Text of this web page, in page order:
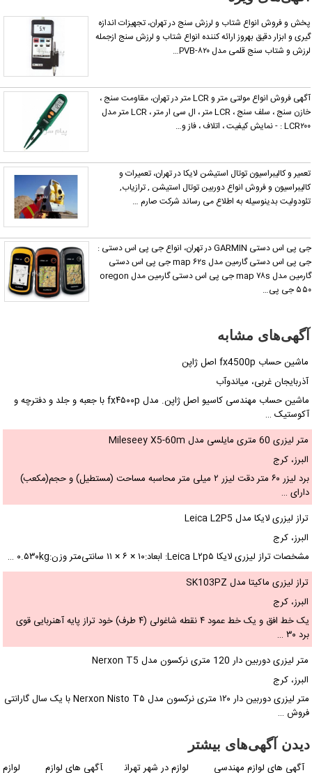
گزارش
پخش و فروش انواع شتاب و لرزش سنج در تهران، تجهیزات اندازه
گیری و ابزار دقیق بهروز ارائه کننده انواع شتاب و لرزش سنج ازجمله
لرزش و شتاب سنج قلمی مدل PVB-۸۲۰…
آگهی فروش انواع مولتی متر و LCR متر در تهران، مقاومت سنج ،
خازن سنج ، سلف سنج ، LCR متر ، ال سی ار متر ، LCR متر مدل
LCR۲۰۰ : - نمایش کیفیت ، اتلاف ، فاز و…
تعمیر و کالیبراسیون توتال استیشن لایکا در تهران، تعمیرات و
کالیبراسیون و فروش انواع دوربین توتال استیشن , ترازیاب,
تئودولیت بدینوسیله به اطلاع می رساند شرکت صارم …
جی پی اس دستی GARMIN در تهران، انواع جی پی اس دستی :
جی پی اس دستی گارمین مدل map ۶۲s جی پی اس دستی
گارمین مدل map ۷۸s جی پی اس دستی گارمین مدل oregon
جی پی…
آگهی‌های مشابه
ماشین حساب fx4500p اصل ژاپن
آذربایجان غربی، میاندوآب
ماشین حساب مهندسی کاسیو اصل ژاپن. مدل fx۴۵۰۰p با جعبه و جلد و دفترچه و
آکوستیک …
متر لیزری 60 متری مایلسی مدل Mileseey X5-60m
البرز، کرج
برد لیزر ۶۰ متر دقت لیزر ۲ میلی متر محاسبه مساحت (مستطیل) و حجم(مکعب)
دارای …
تراز لیزری لایکا مدل Leica L2P5
البرز، کرج
مشخصات تراز لیزری لایکا Leica L۲p۵: ابعاد:۱۰ × ۶ × ۱۱ سانتی‌متر وزن:۰.۵۳۰kg …
تراز لیزری ماکیتا مدل SK103PZ
البرز، کرج
یک خط افق و یک خط عمود ۴ نقطه شاغولی (۴ طرف) خود تراز پایه آهنربایی قوی
برد ۳۰ …
متر لیزری دوربین دار 120 متری نرکسون مدل Nerxon T5
البرز، کرج
متر لیزری دوربین دار ۱۲۰ متری نرکسون مدل Nerxon Nisto T۵ با یک سال گارانتی
فروش …
دیدن آگهی‌های بیشتر
آگهی های لوازم مهندسی
لوازم در شهر تهران آگهی های لوازم لوازم